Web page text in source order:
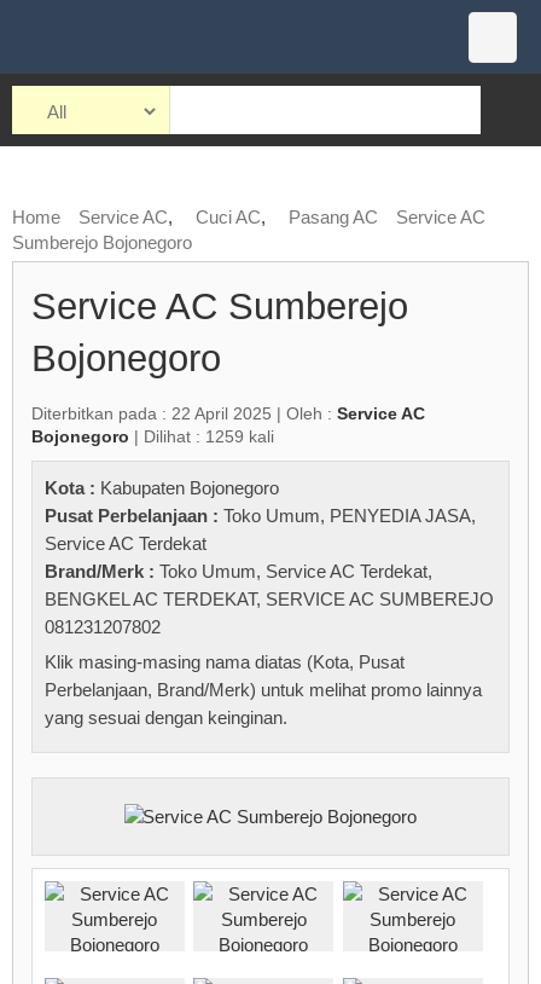
Home Service AC, Cuci AC, Pasang AC
Service AC
Sumberejo Bojonegoro
Service AC Sumberejo
Bojonegoro
Diterbitkan pada : 22 April 2025 | Oleh : Service AC
Bojonegoro | Dilihat : 1259 kali
Kota : Kabupaten Bojonegoro
Pusat Perbelanjaan : Toko Umum, PENYEDIA JASA,
Service AC Terdekat
Brand/Merk : Toko Umum, Service AC Terdekat,
BENGKEL AC TERDEKAT, SERVICE AC SUMBEREJO
081231207802
Klik masing-masing nama diatas (Kota, Pusat
Perbelanjaan, Brand/Merk) untuk melihat promo lainnya
yang sesuai dengan keinginan.